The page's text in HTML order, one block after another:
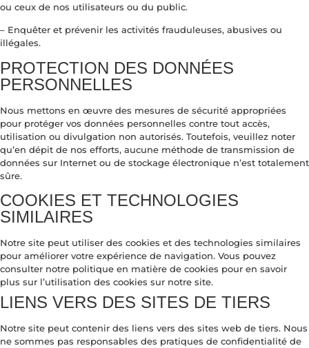
ou ceux de nos utilisateurs ou du public.
– Enquêter et prévenir les activités frauduleuses, abusives ou
illégales.
PROTECTION DES DONNÉES
PERSONNELLES
Nous mettons en œuvre des mesures de sécurité appropriées
pour protéger vos données personnelles contre tout accès,
utilisation ou divulgation non autorisés. Toutefois, veuillez noter
qu’en dépit de nos efforts, aucune méthode de transmission de
données sur Internet ou de stockage électronique n’est totalement
sûre.
COOKIES ET TECHNOLOGIES
SIMILAIRES
Notre site peut utiliser des cookies et des technologies similaires
pour améliorer votre expérience de navigation. Vous pouvez
consulter notre politique en matière de cookies pour en savoir
plus sur l’utilisation des cookies sur notre site.
LIENS VERS DES SITES DE TIERS
Notre site peut contenir des liens vers des sites web de tiers. Nous
ne sommes pas responsables des pratiques de confidentialité de